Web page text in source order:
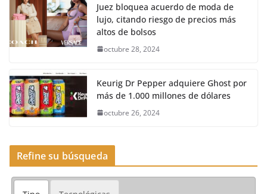
Juez bloquea acuerdo de moda de
lujo, citando riesgo de precios más
altos de bolsos
octubre 28, 2024
Keurig Dr Pepper adquiere Ghost por
más de 1.000 millones de dólares
octubre 26, 2024
Refine su búsqueda